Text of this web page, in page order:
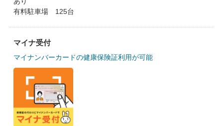
有料駐車場 125台
マイナ受付
マイナンバーカードの健康保険証利用が可能